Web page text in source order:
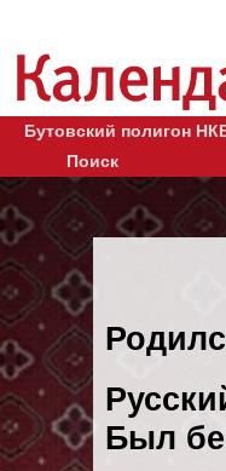
Бутовский полигон
Поиск
Был